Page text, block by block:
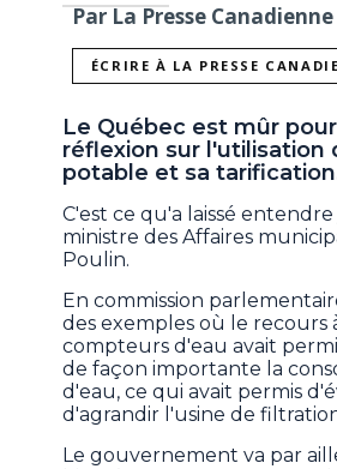
Par La Presse Canadienne
ÉCRIRE À LA PRESSE
Le Québec est mûr
réflexion sur l'utilisation
potable et sa
C'est ce qu'a laissé
ministre des Affaires
Poulin.
En commission
des exemples où le recours
compteurs d'eau avait
de façon importante la
d'eau, ce qui avait permis
d'agrandir l'usine de
Le gouvernement va par